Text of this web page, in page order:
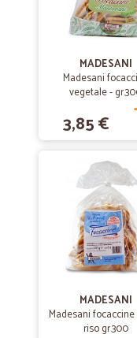
MADESANI
Madesani
vegetale -
3,85 €
MADESANI
Madesani
riso gr.300